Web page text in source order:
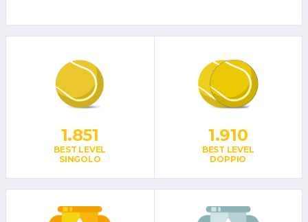
1.851
BEST LEVEL
SINGOLO
1.910
BEST LEVEL
DOPPIO